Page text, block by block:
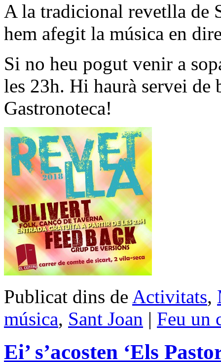
A la tradicional revetlla de
hem afegit la música en
Si no heu pogut venir a
les 23h. Hi haurà servei de
Gastronoteca!
Publicat dins de Activitats,
música, Sant Joan | Feu un
Ei’ s’acosten ‘Els